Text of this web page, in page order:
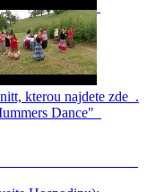
kterou najdete zde .
Dance"
Hirsha